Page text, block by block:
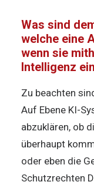
Was sind
welche eine
wenn sie
Intelligenz
Zu beachten
Auf Ebene KI-
abzuklären, ob
überhaupt
oder eben die
Schutzrechten